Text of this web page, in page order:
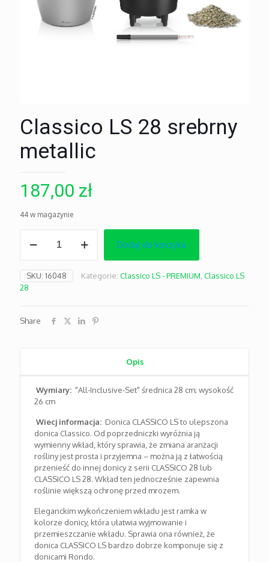
Classico LS 28 srebrny
metallic
187,00 zł
44 w magazynie
Classico
28
srebrny
metallic
Dodaj do koszyka
SKU: 16048 Kategorie: Classico LS - PREMIUM Classico LS
28
Share
Opis
Wymiary: "All-Inclusive-Set" średnica 28 cm; wysokość
26 cm
Wiecj informacja: Donica CLASSICO LS to ulepszona
donica Classico. Od poprzedniczki wyróżnia ją
wymienny wkład, który sprawia, że zmiana aranżacji
rośliny jest prosta i przyjemna – można ją z łatwością
przenieść do innej donicy z serii CLASSICO 28 lub
CLASSICO LS 28. Wkład ten jednocześnie zapewnia
roślinie większą ochronę przed mrozem.
Eleganckim wykończeniem wkładu jest ramka w
kolorze donicy, która ułatwia wyjmowanie i
przemieszczanie wkładu. Sprawia ona również, że
donica CLASSICO LS bardzo dobrze komponuje się z
donicami Rondo.